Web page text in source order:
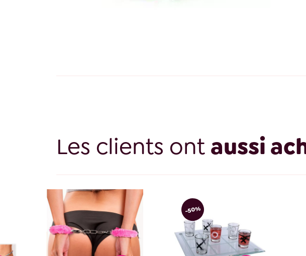
Les clients ont aussi
-50%